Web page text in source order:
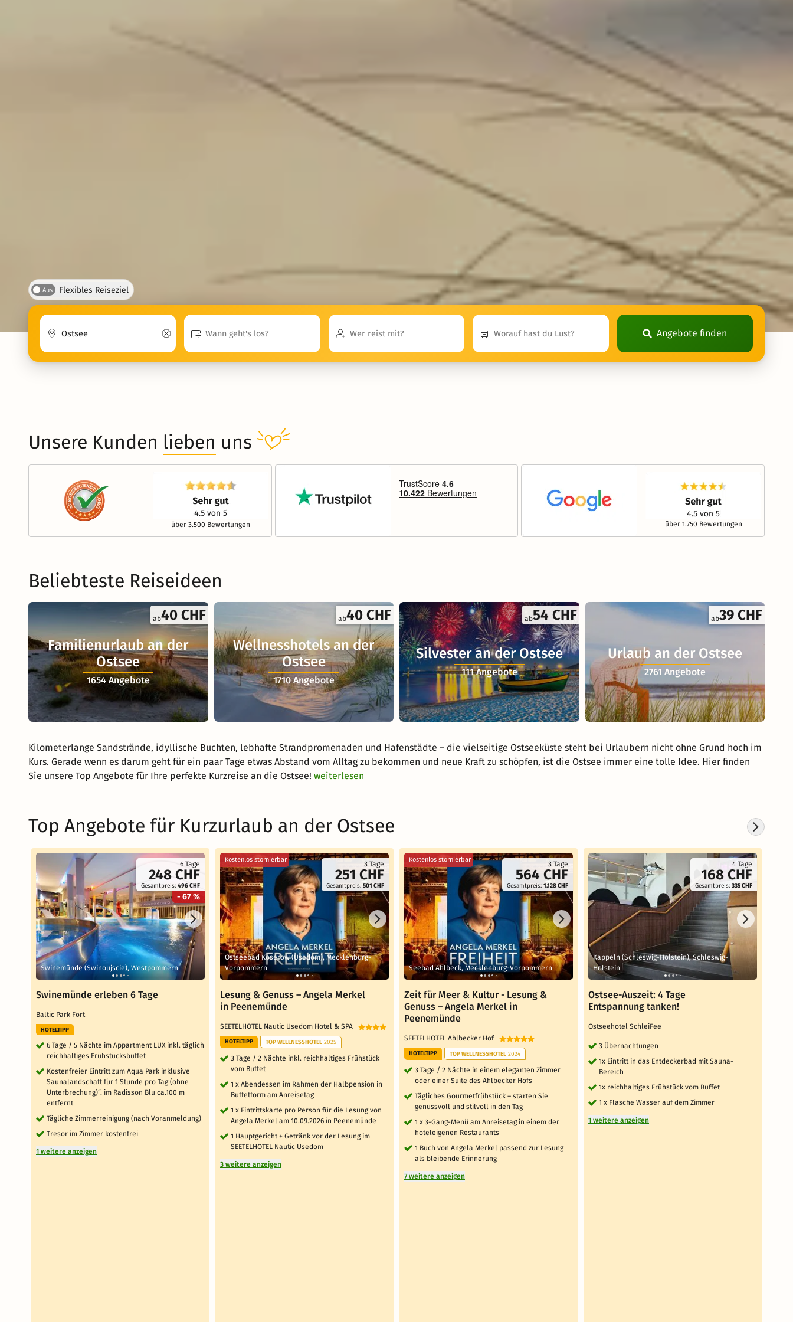
Aus Flexibles Reiseziel
Angebote finden
Unsere Kunden lieben uns
über 3.500 Bewertungen über 1.750 Bewertungen
Beliebteste Reiseideen
ab40 CHF
Familienurlaub an der
Ostsee
1654 Angebote
ab40 CHF
Wellnesshotels an der
Ostsee
1710 Angebote
ab54 CHF
Silvester an der Ostsee
111 Angebote
ab39 CHF
Urlaub an der Ostsee
2761 Angebote
Kilometerlange Sandstrände, idyllische Buchten, lebhafte Strandpromenaden und Hafenstädte – die vielseitige Ostseeküste steht bei Urlaubern nicht ohne Grund hoch im
Kurs. Gerade wenn es darum geht für ein paar Tage etwas Abstand vom Alltag zu bekommen und neue Kraft zu schöpfen, ist die Ostsee immer eine tolle Idee. Hier finden
Sie unsere Top Angebote für Ihre perfekte Kurzreise an die Ostsee! weiterlesen
Top Angebote für Kurzurlaub an der Ostsee
6 Tage
248 CHF
Gesamtpreis: 496 CHF
- 67 %
Swinemünde (Swinoujscie), Westpommern
Swinemünde erleben 6 Tage
Baltic Park Fort
HOTELTIPP
6 Tage / 5 Nächte im Appartment LUX inkl. täglich
reichhaltiges Frühstücksbuffet
Kostenfreier Eintritt zum Aqua Park inklusive
Saunalandschaft für 1 Stunde pro Tag (ohne
Unterbrechung)“. im Radisson Blu ca.100 m
entfernt
Tägliche Zimmerreinigung (nach Voranmeldung)
Tresor im Zimmer kostenfrei
1 weitere anzeigen
3 Tage
251 CHF
Gesamtpreis: 501 CHF
Kostenlos stornierbar
Ostseebad Koserow (Usedom), Mecklenburg-
Vorpommern
Lesung & Genuss – Angela Merkel
in Peenemünde
SEETELHOTEL Nautic Usedom Hotel & SPA
HOTELTIPP TOP WELLNESSHOTEL 2025
3 Tage / 2 Nächte inkl. reichhaltiges Frühstück
vom Buffet
1 x Abendessen im Rahmen der Halbpension in
Buffetform am Anreisetag
1 x Eintrittskarte pro Person für die Lesung von
Angela Merkel am 10.09.2026 in Peenemünde
1 Hauptgericht + Getränk vor der Lesung im
SEETELHOTEL Nautic Usedom
3 weitere anzeigen
3 Tage
564 CHF
Gesamtpreis: 1.128 CHF
Kostenlos stornierbar
Seebad Ahlbeck, Mecklenburg-Vorpommern
Zeit für Meer & Kultur - Lesung &
Genuss – Angela Merkel in
Peenemünde
SEETELHOTEL Ahlbecker Hof
HOTELTIPP TOP WELLNESSHOTEL 2024
3 Tage / 2 Nächte in einem eleganten Zimmer
oder einer Suite des Ahlbecker Hofs
Tägliches Gourmetfrühstück – starten Sie
genussvoll und stilvoll in den Tag
1 x 3-Gang-Menü am Anreisetag in einem der
hoteleigenen Restaurants
1 Buch von Angela Merkel passend zur Lesung
als bleibende Erinnerung
7 weitere anzeigen
4 Tage
168 CHF
Gesamtpreis: 335 CHF
Kappeln (Schleswig-Holstein), Schleswig-
Holstein
Ostsee-Auszeit: 4 Tage
Entspannung tanken!
Ostseehotel SchleiFee
3 Übernachtungen
1x Eintritt in das Entdeckerbad mit Sauna-
Bereich
1x reichhaltiges Frühstück vom Buffet
1 x Flasche Wasser auf dem Zimmer
1 weitere anzeigen